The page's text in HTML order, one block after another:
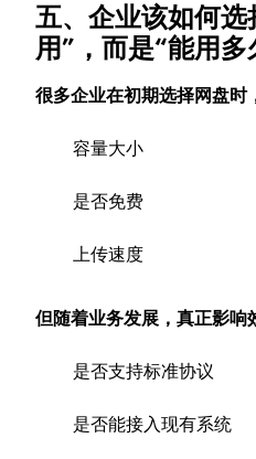
五、企业该如何
用”，而是“能用多
很多企业在初期选择网盘时
容量大小
是否免费
上传速度
但随着业务发展，真正影响
是否支持标准协议
是否能接入现有系统